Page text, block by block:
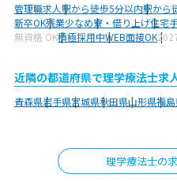
管理職求人駅から徒歩5分以内駅から
新卒OK残業少なめ寮・借り上げ住宅
無資格 OK積極採用中WEB面接OK
近隣の都道府県で理学療法士求
青森県岩手県宮城県秋田県山形県福
理学療法士の